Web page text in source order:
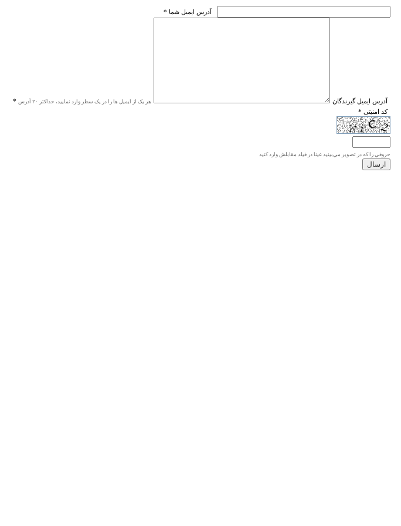
* آدرس ايميل شما
* آدرس ايميل گيرندگان هر یک از ایمیل ها را در یک سطر وارد نمایید، حداکثر ۲۰ آدرس
* کد امنیتی
حروفي را كه در تصوير مي‌بينيد عينا در فيلد مقابلش وارد كنيد